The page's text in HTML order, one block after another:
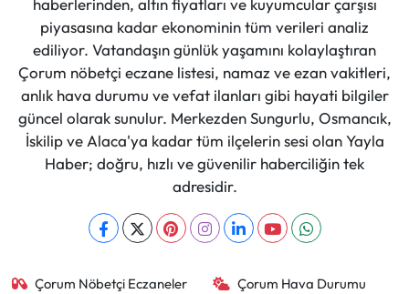
haberlerinden, altın fiyatları ve kuyumcular çarşısı
piyasasına kadar ekonominin tüm verileri analiz
ediliyor. Vatandaşın günlük yaşamını kolaylaştıran
Çorum nöbetçi eczane listesi, namaz ve ezan vakitleri,
anlık hava durumu ve vefat ilanları gibi hayati bilgiler
güncel olarak sunulur. Merkezden Sungurlu, Osmancık,
İskilip ve Alaca'ya kadar tüm ilçelerin sesi olan Yayla
Haber; doğru, hızlı ve güvenilir haberciliğin tek
adresidir.
Çorum Nöbetçi Eczaneler Çorum Hava Durumu